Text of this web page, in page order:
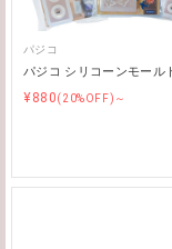
パジコ
パジコ シリコーンモール
¥880(20%OFF)～